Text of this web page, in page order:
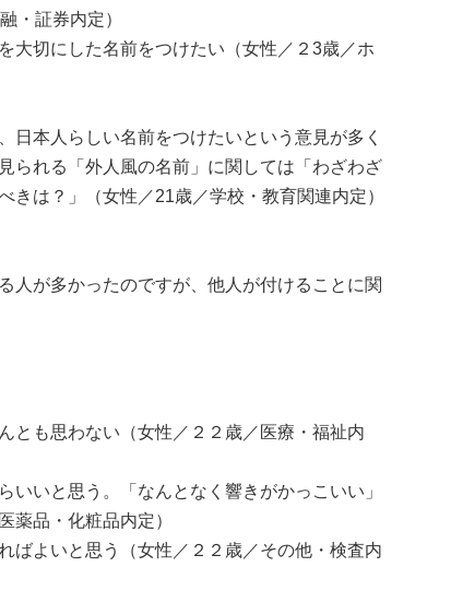
・証券内定）
大切にした名前をつけたい（女性／２3歳／ホ
日本人らしい名前をつけたいという意見が多く
られる「外人風の名前」に関しては「わざわざ
は？」（女性／21歳／学校・教育関連内定）
人が多かったのですが、他人が付けることに関
とも思わない（女性／２２歳／医療・福祉内
いいと思う。「なんとなく響きがかっこいい」
薬品・化粧品内定）
ばよいと思う（女性／２２歳／その他・検査内